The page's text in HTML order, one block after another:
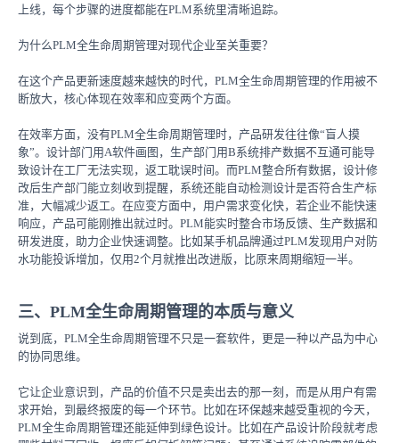
上线，每个步骤的进度都能在PLM系统里清晰追踪。
为什么PLM全生命周期管理对现代企业至关重要？
在这个产品更新速度越来越快的时代，PLM全生命周期管理的作用被不
断放大，核心体现在效率和应变两个方面。
在效率方面，没有PLM全生命周期管理时，产品研发往往像“盲人摸
象”。设计部门用A软件画图，生产部门用B系统排产数据不互通可能导
致设计在工厂无法实现，返工耽误时间。而PLM整合所有数据，设计修
改后生产部门能立刻收到提醒，系统还能自动检测设计是否符合生产标
准，大幅减少返工。在应变方面中，用户需求变化快，若企业不能快速
响应，产品可能刚推出就过时。PLM能实时整合市场反馈、生产数据和
研发进度，助力企业快速调整。比如某手机品牌通过PLM发现用户对防
水功能投诉增加，仅用2个月就推出改进版，比原来周期缩短一半。
三、PLM全生命周期管理的本质与意义
说到底，PLM全生命周期管理不只是一套软件，更是一种以产品为中心
的协同思维。
它让企业意识到，产品的价值不只是卖出去的那一刻，而是从用户有需
求开始，到最终报废的每一个环节。比如在环保越来越受重视的今天，
PLM全生命周期管理还能延伸到绿色设计。比如在产品设计阶段就考虑